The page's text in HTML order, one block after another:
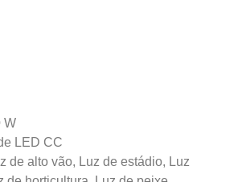
W
LED CC
de alto vão, Luz de estádio, Luz